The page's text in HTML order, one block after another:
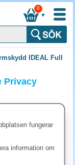
▼
0
IDEAL Full
Privacy
fungerar
information om